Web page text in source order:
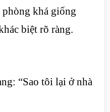
khá giống
biệt rõ ràng.
“Sao tôi lại ở nhà